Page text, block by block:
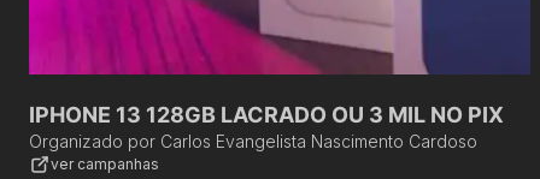
IPHONE 13 128GB LACRADO OU 3 MIL NO PIX
Organizado por Carlos Evangelista Nascimento Cardoso
ver campanhas